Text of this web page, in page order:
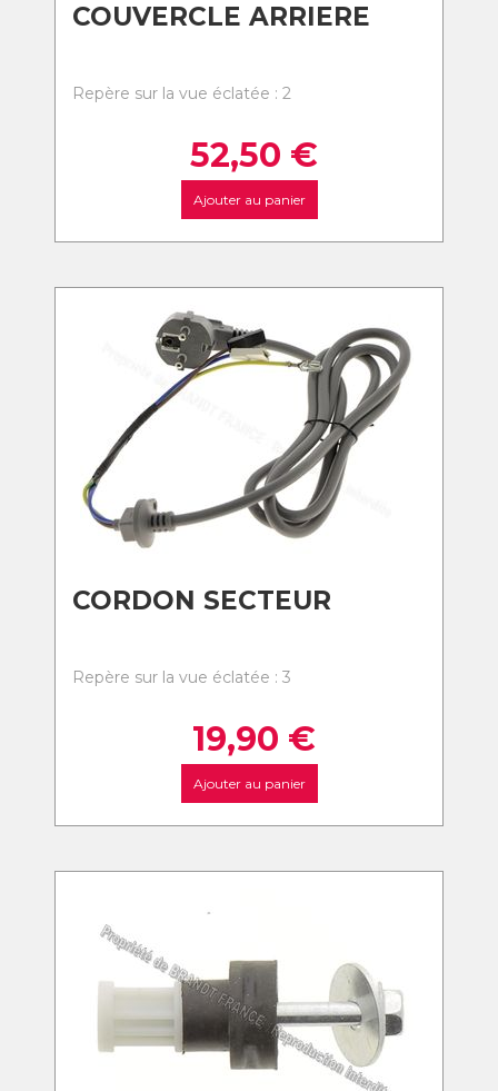
COUVERCLE ARRIERE
Repère sur la vue éclatée : 2
52,50 €
Ajouter au panier
CORDON SECTEUR
Repère sur la vue éclatée : 3
19,90 €
Ajouter au panier